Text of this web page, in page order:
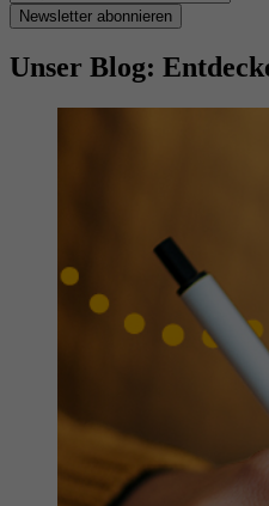
Newsletter abonnieren
Unser Blog: